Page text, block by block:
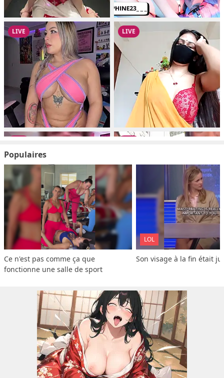
Populaires
Ce n'est pas comme ça que
fonctionne une salle de sport
LOL
Son visage à la fin était